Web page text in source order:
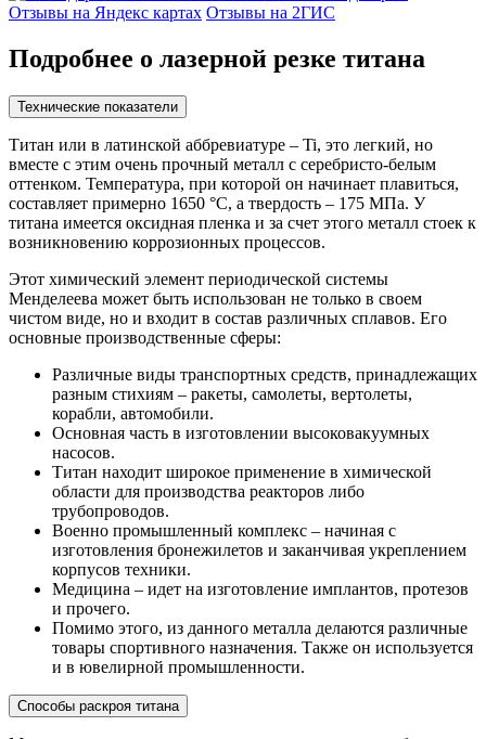
Отзывы на Яндекс картах Отзывы на 2ГИС
Подробнее о лазерной резке титана
Технические показатели
Титан или в латинской аббревиатуре – Ti, это легкий, но
вместе с этим очень прочный металл с серебристо-белым
оттенком. Температура, при которой он начинает плавиться,
составляет примерно 1650 °C, а твердость – 175 МПа. У
титана имеется оксидная пленка и за счет этого металл стоек к
возникновению коррозионных процессов.
Этот химический элемент периодической системы
Менделеева может быть использован не только в своем
чистом виде, но и входит в состав различных сплавов. Его
основные производственные сферы:
Различные виды транспортных средств, принадлежащих
разным стихиям – ракеты, самолеты, вертолеты,
корабли, автомобили.
Основная часть в изготовлении высоковакуумных
насосов.
Титан находит широкое применение в химической
области для производства реакторов либо
трубопроводов.
Военно промышленный комплекс – начиная с
изготовления бронежилетов и заканчивая укреплением
корпусов техники.
Медицина – идет на изготовление имплантов, протезов
и прочего.
Помимо этого, из данного металла делаются различные
товары спортивного назначения. Также он используется
и в ювелирной промышленности.
Способы раскроя титана